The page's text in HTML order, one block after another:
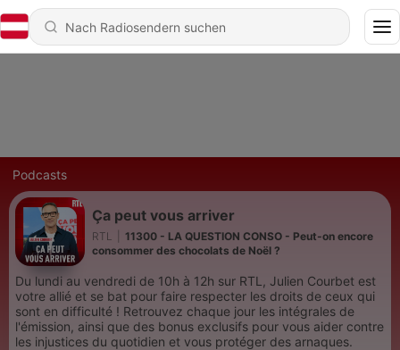
Podcasts
Ça peut vous arriver
RTL
11300 - LA QUESTION CONSO - Peut-on encore
consommer des chocolats de Noël ?
Du lundi au vendredi de 10h à 12h sur RTL, Julien Courbet est
votre allié et se bat pour faire respecter les droits de ceux qui
sont en difficulté ! Retrouvez chaque jour les intégrales de
l'émission, ainsi que des bonus exclusifs pour vous aider contre
les injustices du quotidien et vous protéger des arnaques.